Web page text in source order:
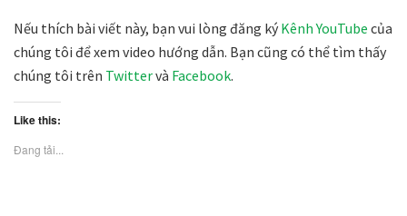
Nếu thích bài viết này, bạn vui lòng đăng ký Kênh YouTube của
chúng tôi để xem video hướng dẫn. Bạn cũng có thể tìm thấy
chúng tôi trên Twittervà Facebook.
Like this:
Đang tải...